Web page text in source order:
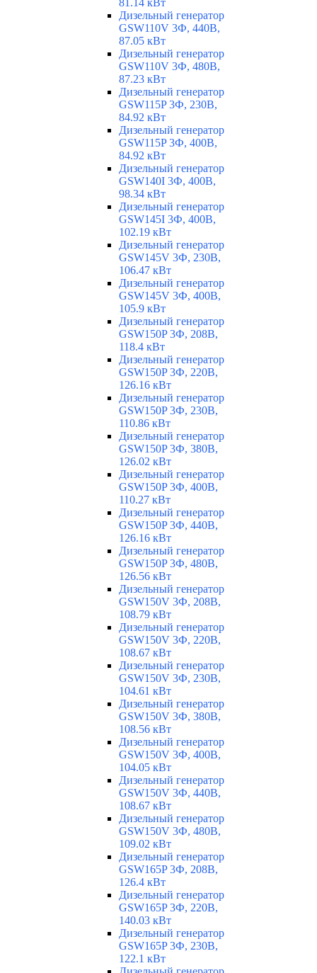
81.14 кВт
Дизельный генератор
GSW110V 3Ф, 440В,
87.05 кВт
Дизельный генератор
GSW110V 3Ф, 480В,
87.23 кВт
Дизельный генератор
GSW115P 3Ф, 230В,
84.92 кВт
Дизельный генератор
GSW115P 3Ф, 400В,
84.92 кВт
Дизельный генератор
GSW140I 3Ф, 400В,
98.34 кВт
Дизельный генератор
GSW145I 3Ф, 400В,
102.19 кВт
Дизельный генератор
GSW145V 3Ф, 230В,
106.47 кВт
Дизельный генератор
GSW145V 3Ф, 400В,
105.9 кВт
Дизельный генератор
GSW150P 3Ф, 208В,
118.4 кВт
Дизельный генератор
GSW150P 3Ф, 220В,
126.16 кВт
Дизельный генератор
GSW150P 3Ф, 230В,
110.86 кВт
Дизельный генератор
GSW150P 3Ф, 380В,
126.02 кВт
Дизельный генератор
GSW150P 3Ф, 400В,
110.27 кВт
Дизельный генератор
GSW150P 3Ф, 440В,
126.16 кВт
Дизельный генератор
GSW150P 3Ф, 480В,
126.56 кВт
Дизельный генератор
GSW150V 3Ф, 208В,
108.79 кВт
Дизельный генератор
GSW150V 3Ф, 220В,
108.67 кВт
Дизельный генератор
GSW150V 3Ф, 230В,
104.61 кВт
Дизельный генератор
GSW150V 3Ф, 380В,
108.56 кВт
Дизельный генератор
GSW150V 3Ф, 400В,
104.05 кВт
Дизельный генератор
GSW150V 3Ф, 440В,
108.67 кВт
Дизельный генератор
GSW150V 3Ф, 480В,
109.02 кВт
Дизельный генератор
GSW165P 3Ф, 208В,
126.4 кВт
Дизельный генератор
GSW165P 3Ф, 220В,
140.03 кВт
Дизельный генератор
GSW165P 3Ф, 230В,
122.1 кВт